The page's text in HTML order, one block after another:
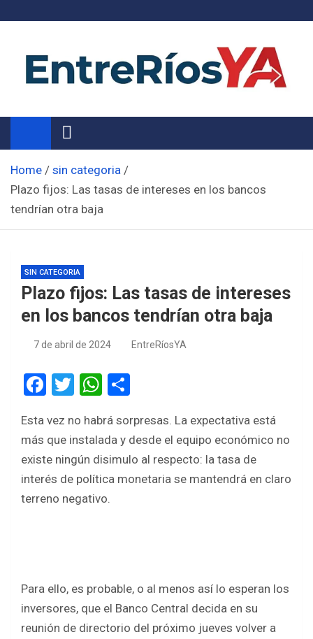
Noticias de Entre Ríos
Información de toda la provincia ahora
Home
sin categoria
Plazo fijos: Las tasas de intereses en los bancos
tendrían otra baja
SIN CATEGORIA
Plazo fijos: Las tasas de intereses
en los bancos tendrían otra baja
7 de abril de 2024 EntreRíosYA
F
ce
b
o
o
T
tt
er
W
at
s
A
p
ar
e
Esta vez no habrá sorpresas. La expectativa está
más que instalada y desde el equipo económico no
existe ningún disimulo al respecto: la tasa de
interés de política monetaria se mantendrá en claro
terreno negativo.
Para ello, es probable, o al menos así lo esperan los
inversores, que el Banco Central decida en su
reunión de directorio del próximo jueves volver a